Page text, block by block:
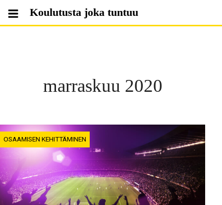
Skip
to
content
Koulutusta joka tuntuu
marraskuu 2020
OSAAMISEN KEHITTÄMINEN